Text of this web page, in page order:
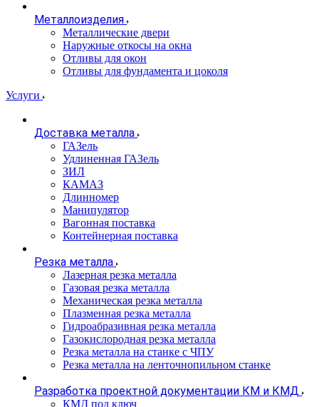
Металлоизделия
Металлические двери
Наружные откосы на окна
Отливы для окон
Отливы для фундамента и цоколя
Услуги
Доставка металла
ГАЗель
Удлиненная ГАЗель
ЗИЛ
КАМАЗ
Длинномер
Манипулятор
Вагонная поставка
Контейнерная поставка
Резка металла
Лазерная резка металла
Газовая резка металла
Механическая резка металла
Плазменная резка металла
Гидроабразивная резка металла
Газокислородная резка металла
Резка металла на станке с ЧПУ
Резка металла на ленточнопильном станке
Разработка проектной документации КМ и КМД
КМД под ключ